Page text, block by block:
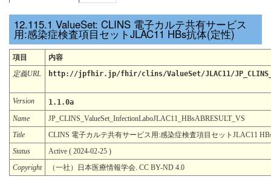
ValueSet: CLINS 電子カルテ共有サービス
用:感染症検査項目セットJLAC11 HBs抗体(定性)
項目
内容
定義URL
http://jpfhir.jp/fhir/clins/ValueSet/JLAC11/
Version
1.1.0a
Name
JP_CLINS_ValueSet_InfectionLaboJLAC11_HBsABRESULT_VS
Title
CLINS 電子カルテ共有サービス用:感染症検査項目セットJLAC11
Status
Active ( 2024-02-25 )
Copyright
（一社）日本医療情報学会. CC BY-ND 4.0